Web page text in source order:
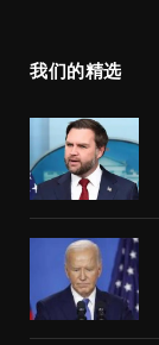
我们的精选